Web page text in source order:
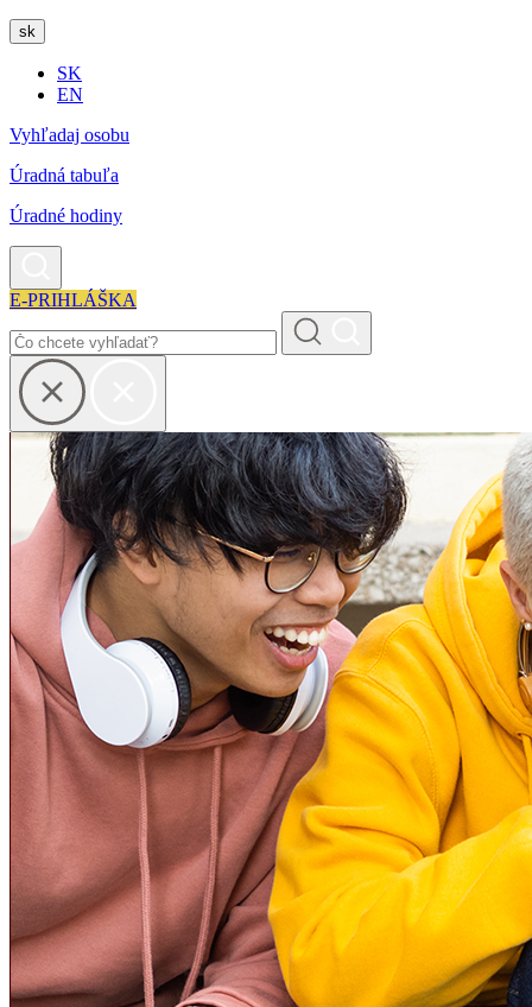
sk
SK
EN
Vyhľadaj osobu
Úradná tabuľa
Úradné hodiny
E-PRIHLÁŠKA